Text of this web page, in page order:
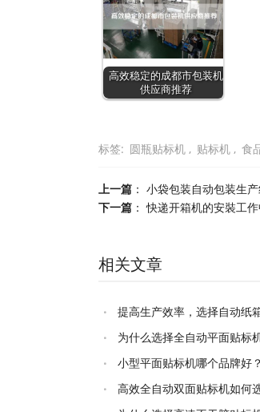
高效稳定的成都市包装机
供应商推荐
标签: 圆瓶贴标机 , 贴标机 , 食
上一篇 ：小袋包装自动包装生
下一篇 ：快递开箱机的安裝工
相关文章
提高生产效率，选择自动纸
为什么选择全自动平面贴标
小型平面贴标机哪个品牌好
平面贴标机？
高效全自动双面贴标机如何
贴标机？